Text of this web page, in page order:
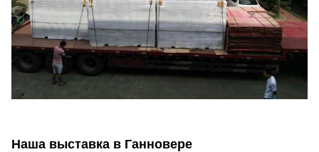
Наша выставка в Ганновере